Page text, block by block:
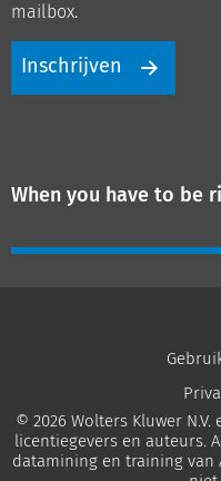
mailbox.
Inschrijven
When you have to be
© 2026 Wolters Kluwer
licentiegevers en auteurs.
datamining en training van